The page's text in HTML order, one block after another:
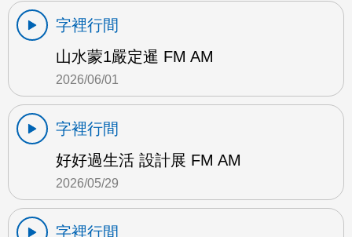
字裡行間
山水蒙1嚴定暹 FM AM
2026/06/01
字裡行間
好好過生活 設計展 FM AM
2026/05/29
字裡行間